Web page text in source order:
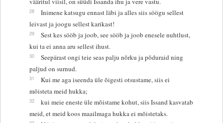
28
Inimene katsugu ennast läbi ja alles siis söögu sellest
leivast ja joogu sellest karikast!
29
Sest kes sööb ja joob, see sööb ja joob enesele nuhtlust,
kui ta ei anna aru sellest ihust.
30
Seepärast ongi teie seas palju nõrku ja põduraid ning
paljud on surnud.
31
Kui me aga iseenda üle õigesti otsustame, siis ei
mõisteta meid hukka;
32
kui meie eneste üle mõistame kohut, siis Issand kasvatab
meid, et meid koos maailmaga hukka ei mõistetaks.